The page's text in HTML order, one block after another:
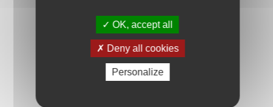
OK, accept all
Deny all cookies
Personalize